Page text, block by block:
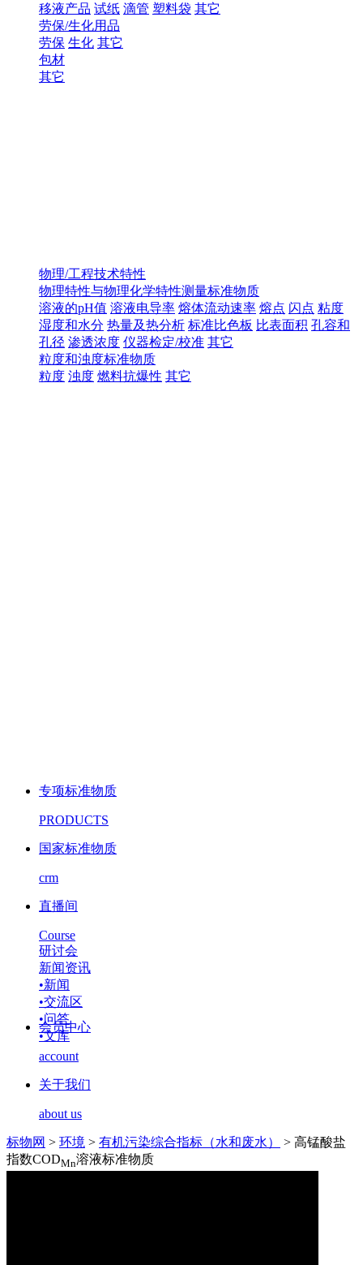
移液产品 试纸 滴管 塑料袋 其它
劳保/生化用品
劳保 生化 其它
包材
其它
物理/工程技术特性
物理特性与物理化学特性测量标准物质
溶液的pH值 溶液电导率 熔体流动速率 熔点 闪点 粘度
湿度和水分 热量及热分析 标准比色板 比表面积 孔容和
孔径 渗透浓度 仪器检定/校准 其它
粒度和浊度标准物质
粒度 浊度 燃料抗爆性 其它
专项标准物质
PRODUCTS
国家标准物质
crm
直播间
Course
研讨会
新闻资讯
•新闻
•交流区
•问答
•文库
会员中心
account
关于我们
about us
标物网 > 环境 > 有机污染综合指标（水和废水） > 高锰酸盐
指数CODMn溶液标准物质